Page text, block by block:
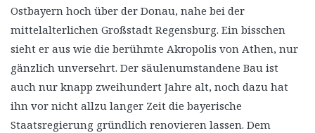
Ostbayern hoch über der Donau, nahe bei der
mittelalterlichen Großstadt Regensburg. Ein bisschen
sieht er aus wie die berühmte Akropolis von Athen, nur
gänzlich unversehrt. Der säulenumstandene Bau ist
auch nur knapp zweihundert Jahre alt, noch dazu hat
ihn vor nicht allzu langer Zeit die bayerische
Staatsregierung gründlich renovieren lassen. Dem